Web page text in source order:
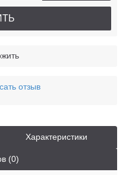
отзыв
Характеристики
(0)